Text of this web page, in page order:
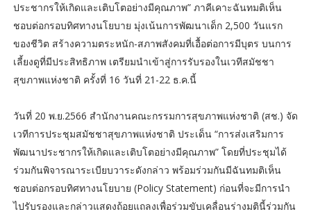
ประชากรให้เกิดและเติบโตอย่างมีคุณภาพ” ภาคีเคาะฉันทมติเห็น
ชอบต่อกรอบทิศทางนโยบาย มุ่งเน้นการพัฒนาเด็ก 2,500 วันแรก
ของชีวิต สร้างความตระหนัก-สภาพสังคมที่เอื้อต่อการมีบุตร บนการ
เลี้ยงดูที่มีประสิทธิภาพ เตรียมนำเข้าสู่การรับรองในเวทีสมัชชา
สุขภาพแห่งชาติ ครั้งที่ 16 วันที่ 21-22 ธ.ค.นี้
วันที่ 20 พ.ย.2566 สำนักงานคณะกรรมการสุขภาพแห่งชาติ (สช.) จัด
เวทีการประชุมสมัชชาสุขภาพแห่งชาติ ประเด็น “การส่งเสริมการ
พัฒนาประชากรให้เกิดและเติบโตอย่างมีคุณภาพ” โดยที่ประชุมได้
ร่วมกันพิจารณาระเบียบวาระดังกล่าว พร้อมร่วมกันมีฉันทมติเห็น
ชอบต่อกรอบทิศทางนโยบาย (Policy Statement) ก่อนที่จะมีการนำ
ไปรับรองและกล่าวแสดงถ้อยแถลงเพื่อร่วมขับเคลื่อนร่างมตินี้ร่วมกัน